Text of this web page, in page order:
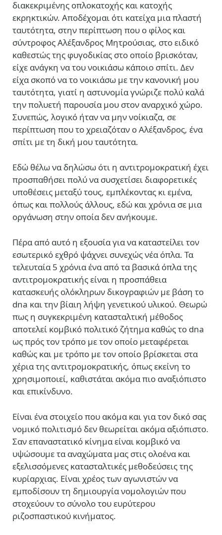
διακεκριμένης οπλοκατοχής και κατοχής
εκρηκτικών. Αποδέχομαι ότι κατείχα μια πλαστή
ταυτότητα, στην περίπτωση που ο φίλος και
σύντροφος Αλέξανδρος Μητρούσιας, στο ειδικό
καθεστώς της φυγοδικίας στο οποίο βρισκόταν,
είχε ανάγκη να του νοικιάσω κάποιο σπίτι. Δεν
είχα σκοπό να το νοικιάσω με την κανονική μου
ταυτότητα, γιατί η αστυνομία γνώριζε πολύ καλά
την πολυετή παρουσία μου στον αναρχικό χώρο.
Συνεπώς, λογικό ήταν να μην νοίκιαζα, σε
περίπτωση που το χρειαζόταν ο Αλέξανδρος, ένα
σπίτι με τη δική μου ταυτότητα.
Εδώ θέλω να δηλώσω ότι η αντιτρομοκρατική έχει
προσπαθήσει πολύ να συσχετίσει διαφορετικές
υποθέσεις μεταξύ τους, εμπλέκοντας κι εμένα,
όπως και πολλούς άλλους, εδώ και χρόνια σε μια
οργάνωση στην οποία δεν ανήκουμε.
Πέρα από αυτό η εξουσία για να καταστείλει τον
εσωτερικό εχθρό ψάχνει συνεχώς νέα όπλα. Τα
τελευταία 5 χρόνια ένα από τα βασικά όπλα της
αντιτρομοκρατικής είναι η προσπάθεια
κατασκευής ολόκληρων δικογραφιών με βάση το
dna και την βίαιη λήψη γενετικού υλικού. Θεωρώ
πως η συγκεκριμένη κατασταλτική μέθοδος
αποτελεί κομβικό πολιτικό ζήτημα καθώς το dna
ως πρός τον τρόπο με τον οποίο μεταφέρεται
καθώς και με τρόπο με τον οποίο βρίσκεται στα
χέρια της αντιτρομοκρατικής, όπως εκείνη το
χρησιμοποιεί, καθιστάται ακόμα πιο αναξιόπιστο
και επικίνδυνο.
Είναι ένα στοιχείο που ακόμα και για τον δικό σας
νομικό πολιτισμό δεν θεωρείται ακόμα αξιόπιστο.
Σαν επαναστατικό κίνημα είναι κομβικό να
υψώσουμε τα αναχώματα μας στις ολοένα και
εξελισσόμενες κατασταλτικές μεθοδεύσεις της
κυρίαρχιας. Είναι χρέος των αγωνιστών να
εμποδίσουν τη δημιουργία νομολογιών που
στοχεύουν το σύνολο του ευρύτερου
ριζοσπαστικού κινήματος.